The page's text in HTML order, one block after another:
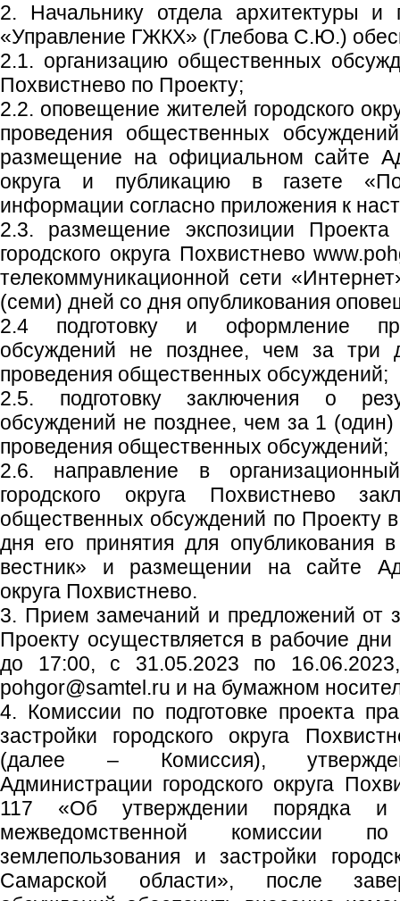
2. Начальнику отдела архитектуры и
«Управление ГЖКХ» (Глебова С.Ю.)
2.1. организацию общественных
Похвистнево по Проекту;
2.2. оповещение жителей городского
проведения общественных
размещение на официальном сайте
округа и публикацию в газете
информации согласно приложения к
2.3. размещение экспозиции
городского округа Похвистнево
телекоммуникационной сети
(семи) дней со дня опубликования
2.4 подготовку и оформление
обсуждений не позднее, чем за три
проведения общественных обсуждений;
2.5. подготовку заключения о
обсуждений не позднее, чем за 1
проведения общественных обсуждений;
2.6. направление в
городского округа Похвистнево
общественных обсуждений по Проекту
дня его принятия для опубликования
вестник» и размещении на сайте
округа Похвистнево.
3. Прием замечаний и предложений от
Проекту осуществляется в рабочие
до 17:00, с 31.05.2023 по
pohgor@samtel.ru и на бумажном
4. Комиссии по подготовке проекта
застройки городского округа
(далее – Комиссия),
Администрации городского округа
117 «Об утверждении порядка и
межведомственной комиссии
землепользования и застройки
Самарской области», после